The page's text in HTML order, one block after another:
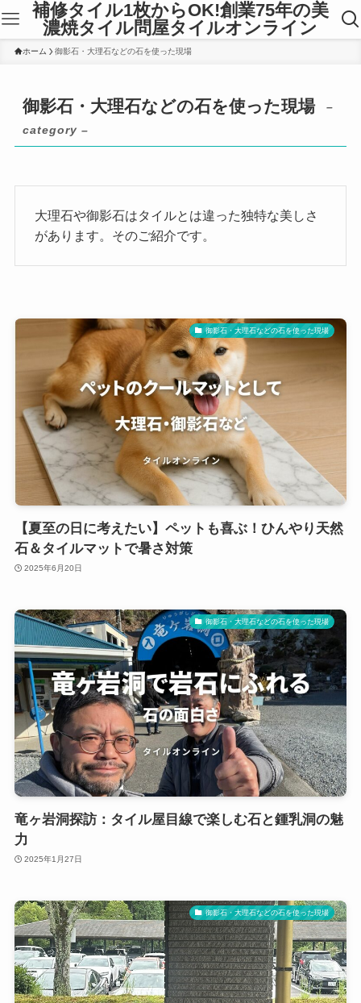
補修タイル1枚からOK!創業75年の美
濃焼タイル問屋タイルオンライン
ホーム 御影石・大理石などの石を使った現場
御影石・大理石などの石を使った現場
–
category –
大理石や御影石はタイルとは違った独特な美しさ
があります。そのご紹介です。
御影石・大理石などの石を使った現場
【夏至の日に考えたい】ペットも喜ぶ！ひんやり天然
石＆タイルマットで暑さ対策
2025年6月20日
御影石・大理石などの石を使った現場
竜ヶ岩洞探訪：タイル屋目線で楽しむ石と鍾乳洞の魅
力
2025年1月27日
御影石・大理石などの石を使った現場